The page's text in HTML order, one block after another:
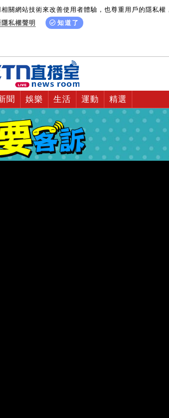
關網站技術來改善使用者體驗，也尊重用戶的隱私權
私權聲明
知道了
聞 娛樂 生活 運動 精選